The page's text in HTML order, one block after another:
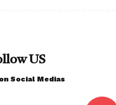
US
Social Medias